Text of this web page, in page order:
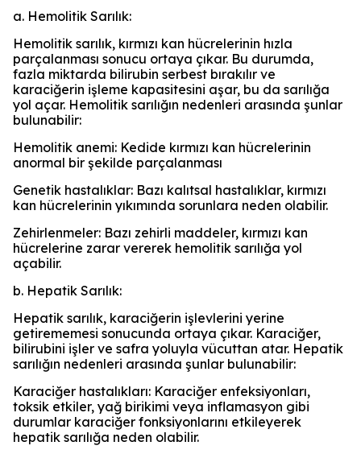
a. Hemolitik Sarılık:
Hemolitik sarılık, kırmızı kan hücrelerinin hızla
parçalanması sonucu ortaya çıkar. Bu durumda,
fazla miktarda bilirubin serbest bırakılır ve
karaciğerin işleme kapasitesini aşar, bu da sarılığa
yol açar. Hemolitik sarılığın nedenleri arasında şunlar
bulunabilir:
Hemolitik anemi: Kedide kırmızı kan hücrelerinin
anormal bir şekilde parçalanması
Genetik hastalıklar: Bazı kalıtsal hastalıklar, kırmızı
kan hücrelerinin yıkımında sorunlara neden olabilir.
Zehirlenmeler: Bazı zehirli maddeler, kırmızı kan
hücrelerine zarar vererek hemolitik sarılığa yol
açabilir.
b. Hepatik Sarılık:
Hepatik sarılık, karaciğerin işlevlerini yerine
getirememesi sonucunda ortaya çıkar. Karaciğer,
bilirubini işler ve safra yoluyla vücuttan atar. Hepatik
sarılığın nedenleri arasında şunlar bulunabilir:
Karaciğer hastalıkları: Karaciğer enfeksiyonları,
toksik etkiler, yağ birikimi veya inflamasyon gibi
durumlar karaciğer fonksiyonlarını etkileyerek
hepatik sarılığa neden olabilir.